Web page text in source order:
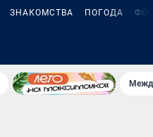
ЗНАКОМСТВА ПОГОДА